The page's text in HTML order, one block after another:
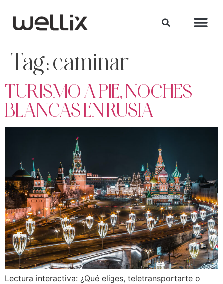
Tag:caminar
TURISMO A PIE, NOCHES
BLANCAS EN RUSIA
Lectura interactiva: ¿Qué eliges, teletransportarte o